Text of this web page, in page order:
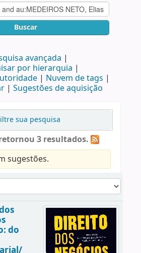
Buscar
avançada
por hierarquia
Nuvem de tags
Sugestões de aquisição
sua pesquisa
3 resultados.
sugestões.
do